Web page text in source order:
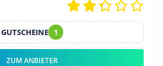
GUTSCHEINE 1
ZUM ANBIETER